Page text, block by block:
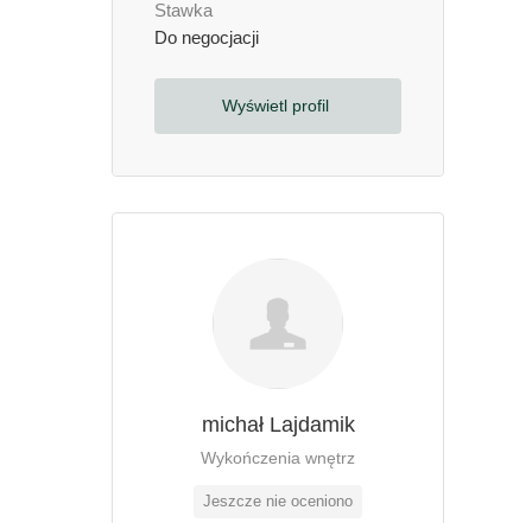
Stawka
Do negocjacji
Wyświetl profil
michał Lajdamik
Wykończenia wnętrz
Jeszcze nie oceniono